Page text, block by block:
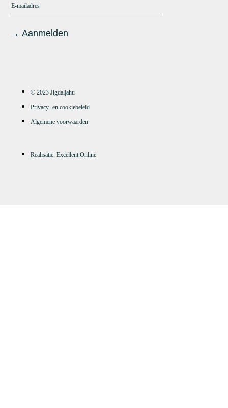
© 2023 Jigdaljahu
Privacy- en cookiebeleid
Algemene voorwaarden
Realisatie: Excellent Online